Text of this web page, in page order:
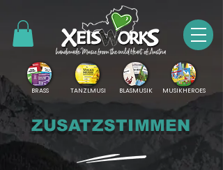
BRASS TANZLMUSI BLASMUSIK MUSIKHEROES
ZUSATZSTIMMEN